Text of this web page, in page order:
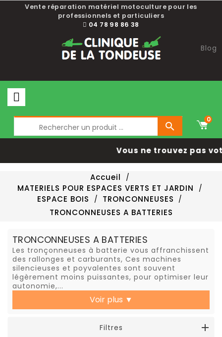
Vente réparation matériel motoculture pour les
professionnels et particuliers
04 78 98 86 38
Blog

0
Vous ne trouvez pas
Accueil
MATERIELS POUR ESPACES VERTS ET JARDIN
ESPACE BOIS
TRONCONNEUSES
TRONCONNEUSES A BATTERIES
TRONCONNEUSES A BATTERIES
Les tronçonneuses à batterie vous affranchissent
des rallonges et carburants, Ces machines
silencieuses et poyvalentes sont souvent
légèrement moins puissantes, pour optimiser leur
autonomie,...
Voir plus ▼
Filtres
Choisissez une valeur...